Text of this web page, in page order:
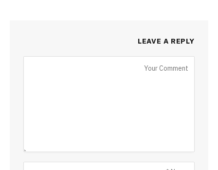
LEAVE A REPLY